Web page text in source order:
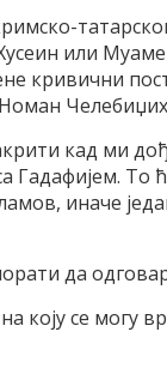
или
кривични
кад ми
Гадафијем. То
иначе
да
коју се могу